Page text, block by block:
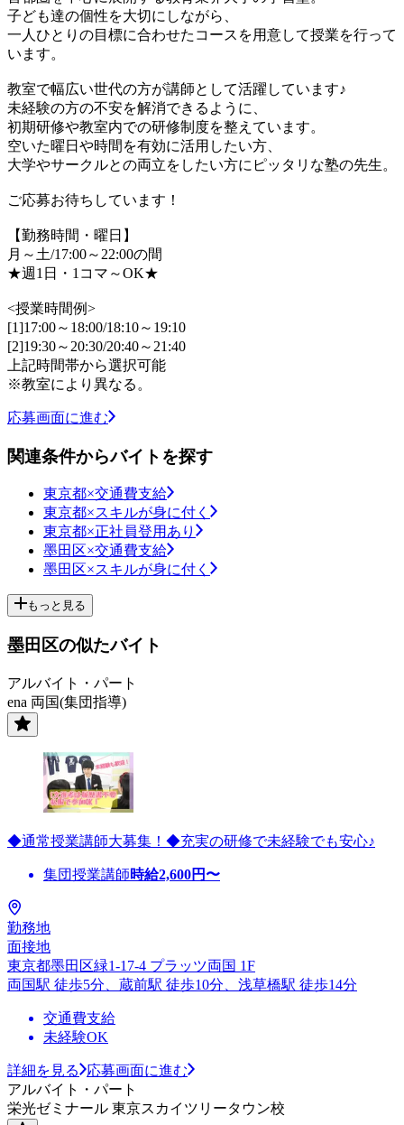
子ども達の個性を大切にしながら、
一人ひとりの目標に合わせたコースを用意して授業を行って
います。
教室で幅広い世代の方が講師として活躍しています♪
未経験の方の不安を解消できるように、
初期研修や教室内での研修制度を整えています。
空いた曜日や時間を有効に活用したい方、
大学やサークルとの両立をしたい方にピッタリな塾の先生。
ご応募お待ちしています！
【勤務時間・曜日】
月～土/17:00～22:00の間
★週1日・1コマ～OK★
<授業時間例>
[1]17:00～18:00/18:10～19:10
[2]19:30～20:30/20:40～21:40
上記時間帯から選択可能
※教室により異なる。
応募画面に進む
関連条件からバイトを探す
東京都×交通費支給
東京都×スキルが身に付く
東京都×正社員登用あり
墨田区×交通費支給
墨田区×スキルが身に付く
もっと見る
墨田区の似たバイト
アルバイト・パート
ena 両国(集団指導)
◆通常授業講師大募集！◆充実の研修で未経験でも安心♪
集団授業講師時給2,600円〜
勤務地
面接地
東京都墨田区緑1-17-4 プラッツ両国 1F
両国駅 徒歩5分、蔵前駅 徒歩10分、浅草橋駅 徒歩14分
交通費支給
未経験OK
詳細を見る
応募画面に進む
アルバイト・パート
栄光ゼミナール 東京スカイツリータウン校